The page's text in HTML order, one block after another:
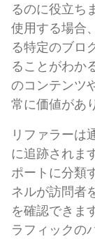
るのに役立ち
使用する場合
る特定のブロ
ることがわか
のコンテンツ
常に価値があ
リファラーは
に追跡されま
ポートに分類
ネルが訪問者
を確認できま
ラフィックの